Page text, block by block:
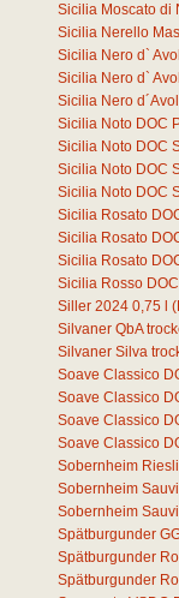
Sicilia Moscato di
Sicilia Nerello
Sicilia Nero d`
Sicilia Nero d`
Sicilia Nero
Sicilia Noto DOC
Sicilia Noto DOC
Sicilia Noto DOC
Sicilia Noto DOC
Sicilia Rosato
Sicilia Rosato
Sicilia Rosato
Sicilia Rosso
Siller 2024 0,75
Silvaner QbA
Silvaner Silva
Soave Classico
Soave Classico
Soave Classico
Soave Classico
Sobernheim
Sobernheim
Sobernheim
Spätburgunder
Spätburgunder
Spätburgunder